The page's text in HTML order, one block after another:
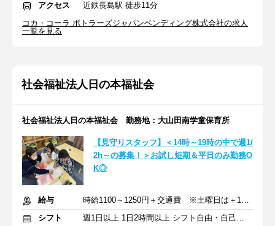
アクセス
近鉄長島駅 徒歩11分
コカ・コーラ ボトラーズジャパンベンディング株式会社の求人
一覧を見る
社会福祉法人日の本福祉会
社会福祉法人日の本福祉会 勤務地：大山田南学童保育所
【見守りスタッフ】＜14時～19時の中で週1/
2h～の募集！＞お試し短期＆平日のみ勤務O
K◎
給与
時給1100～1250円＋交通費 ※土曜日は＋100円アップ
シフト
週1日以上 1日2時間以上 シフト自由・自己申告